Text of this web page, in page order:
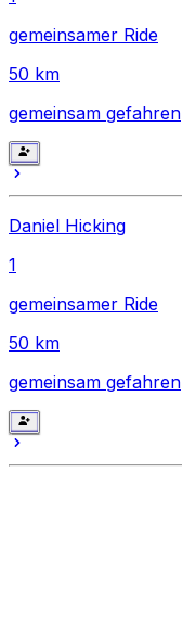
gemeinsamer Ride
50 km
gemeinsam gefahren
Daniel Hicking
1
gemeinsamer Ride
50 km
gemeinsam gefahren